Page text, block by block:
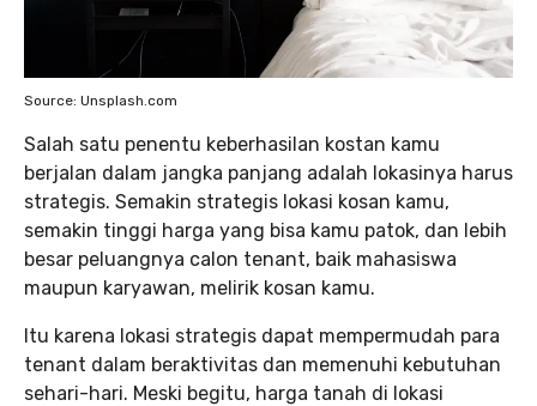
Source: Unsplash.com
Salah satu penentu keberhasilan kostan kamu
berjalan dalam jangka panjang adalah lokasinya harus
strategis. Semakin strategis lokasi kosan kamu,
semakin tinggi harga yang bisa kamu patok, dan lebih
besar peluangnya calon tenant, baik mahasiswa
maupun karyawan, melirik kosan kamu.
Itu karena lokasi strategis dapat mempermudah para
tenant dalam beraktivitas dan memenuhi kebutuhan
sehari-hari. Meski begitu, harga tanah di lokasi